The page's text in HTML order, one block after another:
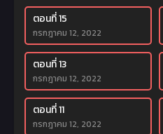
ตอนที่ 15
กรกฎาคม 12, 2022
ตอนที่ 13
กรกฎาคม 12, 2022
ตอนที่ 11
กรกฎาคม 12, 2022